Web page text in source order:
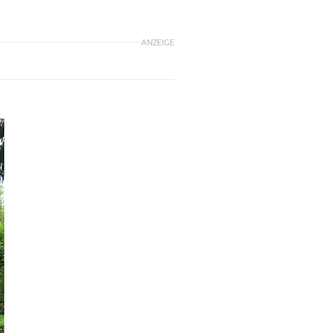
ANZEIGE